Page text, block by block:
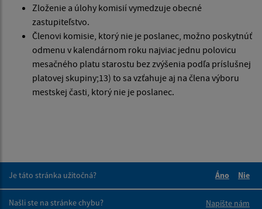
Zloženie a úlohy komisií vymedzuje obecné
zastupiteľstvo.
Členovi komisie, ktorý nie je poslanec, možno poskytnúť
odmenu v kalendárnom roku najviac jednu polovicu
mesačného platu starostu bez zvýšenia podľa príslušnej
platovej skupiny;13) to sa vzťahuje aj na člena výboru
mestskej časti, ktorý nie je poslanec.
Je táto stránka užitočná?
Áno
Nie
Našli ste na stránke chybu?
Napíšte nám